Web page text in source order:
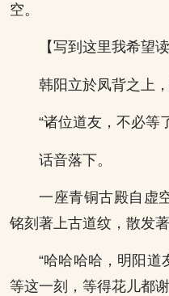
空。
【写到这里我希望
韩阳立於凤背之上
“诸位道友，不必等
话音落下。
一座青铜古殿自虚
铭刻著上古道纹，散发
“哈哈哈哈，明阳道
等这一刻，等得花儿都